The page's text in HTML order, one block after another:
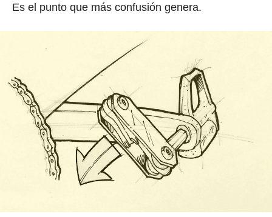
Es el punto que más confusión genera.